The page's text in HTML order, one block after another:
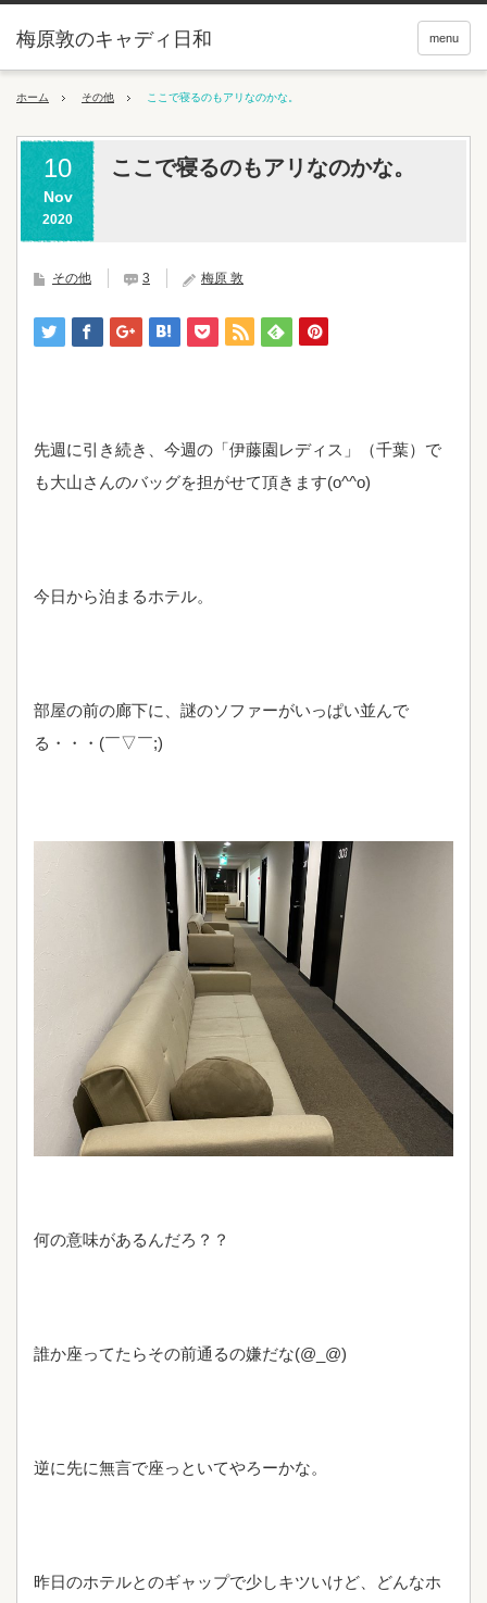
menu
梅原敦のキャディ日和
ホーム その他 ここで寝るのもアリなのかな。
10
Nov
2020
ここで寝るのもアリなのかな。
その他 3 梅原 敦
先週に引き続き、今週の「伊藤園レディス」（千葉）で
も大山さんのバッグを担がせて頂きます(o^^o)
今日から泊まるホテル。
部屋の前の廊下に、謎のソファーがいっぱい並んで
る・・・(￣▽￣;)
何の意味があるんだろ？？
誰か座ってたらその前通るの嫌だな(@_@)
逆に先に無言で座っといてやろーかな。
昨日のホテルとのギャップで少しキツいけど、どんなホ